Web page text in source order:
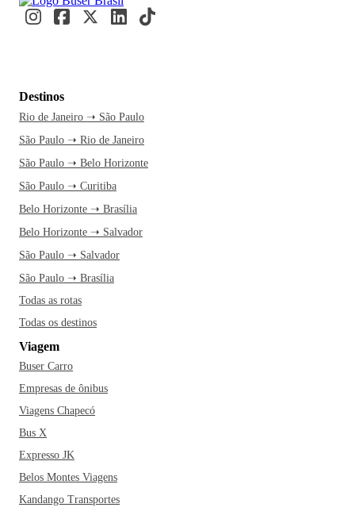
Destinos
Rio de Janeiro ➝ São Paulo
São Paulo ➝ Rio de Janeiro
São Paulo ➝ Belo Horizonte
São Paulo ➝ Curitiba
Belo Horizonte ➝ Brasília
Belo Horizonte ➝ Salvador
São Paulo ➝ Salvador
São Paulo ➝ Brasília
Todas as rotas
Todas os destinos
Viagem
Buser Carro
Empresas de ônibus
Viagens Chapecó
Bus X
Expresso JK
Belos Montes Viagens
Kandango Transportes